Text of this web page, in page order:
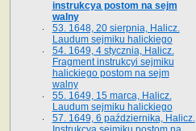
instrukcya postom na sejm
walny
53. 1648, 20 sierpnia, Halicz.
Laudum sejmiku halickiego
54. 1649, 4 stycznia, Halicz.
Fragment instrukcyi sejmiku
halickiego postom na sejm
walny
55. 1649, 15 marca, Halicz.
Laudum sejmiku halickiego
57. 1649, 6 października, Halicz.